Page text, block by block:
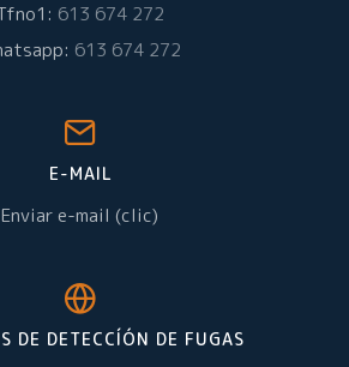
613 674 272
613 674 272
E-MAIL
Enviar e-mail (clic)
DE DETECCÍÓN DE FUGAS